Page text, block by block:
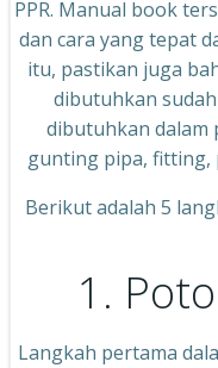
PPR. Manual book
dan cara yang tepat
itu, pastikan juga
dibutuhkan
dibutuhkan dalam
gunting pipa, fitting,
Berikut adalah 5
1.
Langkah pertama